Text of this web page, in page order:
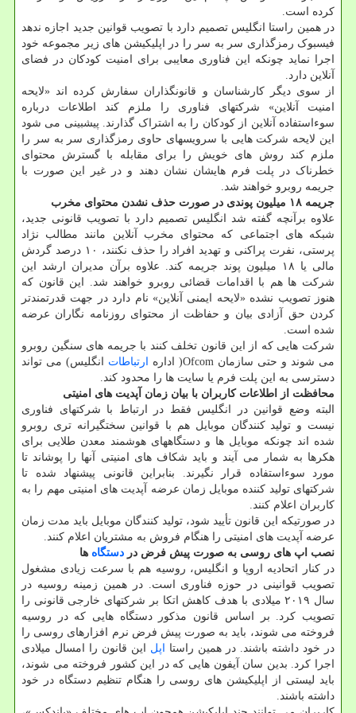
کرده است.
در همین راستا انگلیس تصمیم دارد با تصویب قوانین جدید اجازه ندهد
فیسبوک رمزگذاری سر به سر را در اپلیکیشن های زیر مجموعه خود
اجرا نماید چونکه این فناوری معایبی برای امنیت کودکان در فضای
آنلاین دارد.
از سوی دیگر کارشناسان و قانونگذاران سفارش کرده اند «لایحه
امنیت آنلاین» شرکتهای فناوری را ملزم کند اطلاعات درباره
سوءاستفاده آنلاین از کودکان را به اشتراک گذارند. پیشبینی می شود
این لایحه شرکت هایی با سرویسهای حاوی رمزگذاری سر به سر را
ملزم کند روش های خویش را برای مقابله با گسترش محتوای
خطرناک در پلت فرم هایشان نشان دهند و در غیر این صورت با
جریمه روبرو خواهند شد.
جریمه ۱۸ میلیون پوندی در صورت حذف نشدن محتوای مخرب
علاوه برآنچه گفته شد انگلیس تصمیم دارد با تصویب قانونی جدید،
شبکه های اجتماعی که محتوای مخرب آنلاین مانند مطالب نژاد
پرستی، نفرت پراکنی و تهدید افراد را حذف نکنند، ۱۰ درصد گردش
مالی یا ۱۸ میلیون پوند جریمه کند. علاوه برآن مدیران ارشد این
شرکت ها هم با اقدامات قضائی روبرو خواهند شد. این قانون که
هنوز تصویب نشده «لایحه ایمنی آنلاین» نام دارد در جهت قدرتمندتر
کردن حق آزادی بیان و حفاظت از محتوای روزنامه نگاران عرضه
شده است.
شرکت هایی که از این قانون تخلف کنند با جریمه های سنگین روبرو
می شوند و حتی سازمان Ofcom( اداره
ارتباطات انگلیس) می تواند
دسترسی به این پلت فرم یا سایت ها را محدود کند.
محافظت از اطلاعات کاربران با بیان زمان آپدیت های امنیتی
البته وضع قوانین در انگلیس فقط در ارتباط با شرکتهای فناوری
نیست و تولید کنندگان موبایل هم با قوانین سختگیرانه تری روبرو
شده اند چونکه موبایل ها و دستگاههای هوشمند معدن طلایی برای
هکرها به شمار می آیند و باید شکاف های امنیتی آنها را پوشاند تا
مورد سوءاستفاده قرار نگیرند. بنابراین قانونی پیشنهاد شده تا
شرکتهای تولید کننده موبایل زمان عرضه آپدیت های امنیتی مهم را به
کاربران اعلام کنند.
در صورتیکه این قانون تأیید شود، تولید کنندگان موبایل باید مدت زمان
عرضه آپدیت های امنیتی را هنگام فروش به مشتریان اعلام کنند.
نصب اپ های روسی به صورت پیش فرض در دستگاه ها
در کنار اتحادیه اروپا و انگلیس، روسیه هم با سرعت زیادی مشغول
تصویب قوانینی در حوزه فناوری است. در همین زمینه روسیه در
سال ۲۰۱۹ میلادی با هدف کاهش اتکا بر شرکتهای خارجی قانونی را
تصویب کرد. بر اساس قانون مذکور دستگاه هایی که در روسیه
فروخته می شوند، باید به صورت پیش فرض نرم افزارهای روسی را
در خود داشته باشند. در همین راستا اپل این قانون را امسال میلادی
اجرا کرد. بدین سان آیفون هایی که در این کشور فروخته می شوند،
باید لیستی از اپلیکیشن های روسی را هنگام تنظیم دستگاه در خود
داشته باشند.